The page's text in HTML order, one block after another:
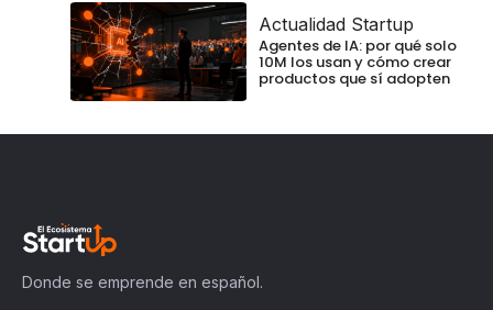
Actualidad Startup
Agentes de IA: por qué solo
10M los usan y cómo crear
productos que sí adopten
Donde se emprende en español.